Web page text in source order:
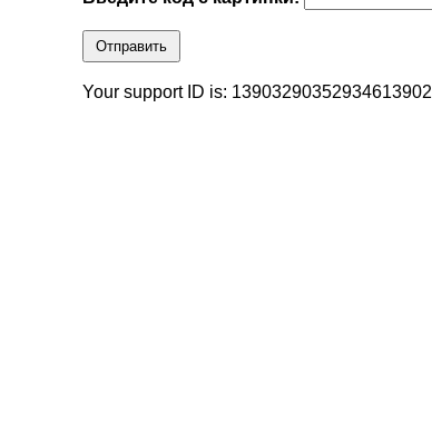
Отправить
Your support ID is: 13903290352934613902